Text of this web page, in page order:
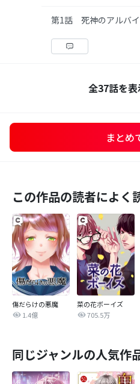
第1話 死神のアルバ
全37話を表
まとめ
この作品の読者によく
傷だらけの悪魔
1.4億
菜の花ボーイズ
705.5万
同じジャンルの人気作